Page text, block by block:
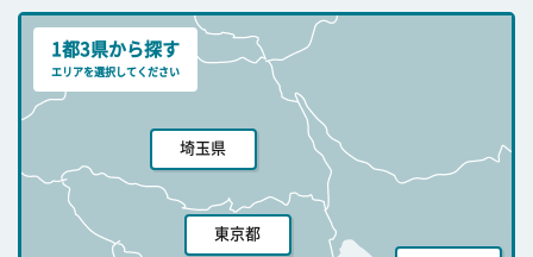
1都3県から探す
エリアを選択してください
埼玉県
東京都